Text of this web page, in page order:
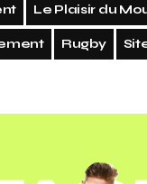
Le Plaisir du
Rugby